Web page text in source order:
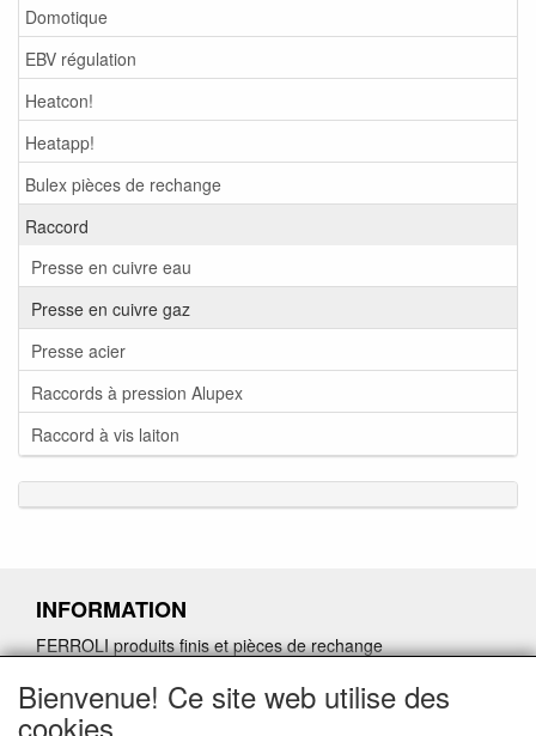
Domotique
EBV régulation
Heatcon!
Heatapp!
Bulex pièces de rechange
Raccord
Presse en cuivre eau
Presse en cuivre gaz
Presse acier
Raccords à pression Alupex
Raccord à vis laiton
INFORMATION
FERROLI produits finis et pièces de rechange
Demander un lien d'annulation
Bienvenue! Ce site web utilise des
cookies.